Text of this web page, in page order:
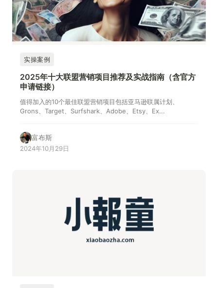
实操案例
2025年十大联盟营销项目推荐及实战指南（含官方
申请链接）
值得加入的10个最佳联盟营销项目包括亚马逊联属计划、
Grons、Target、Surfshark、Adobe、Etsy、Ex...
富布斯
2024年10月29日